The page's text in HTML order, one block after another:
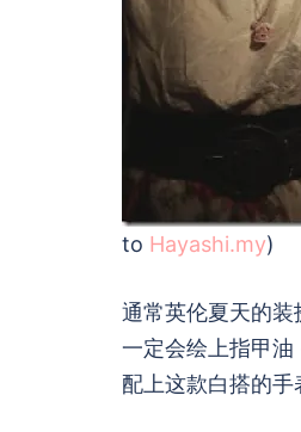
to Hayashi.my)
通常英伦夏天的装
一定会绘上指甲
配上这款白搭的